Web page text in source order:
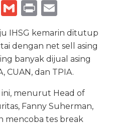
T
h
G
m
ai
l
P
n
t
m
ai
l
IHSG kemarin ditutup
dengan net sell asing
banyak dijual asing
CUAN, dan TPIA.
menurut Head of
Fanny Suherman,
mencoba tes break